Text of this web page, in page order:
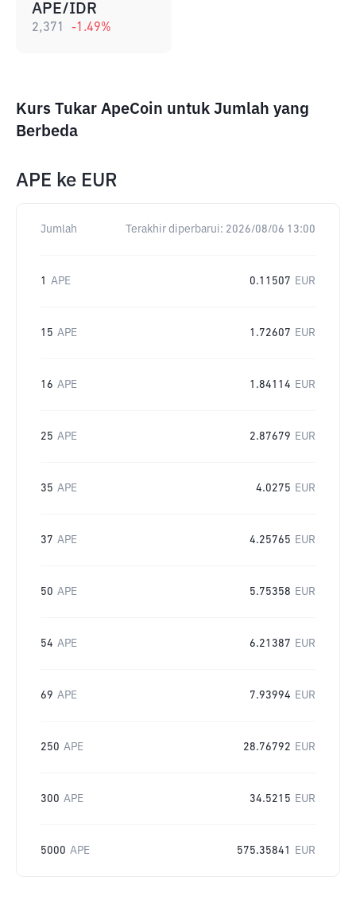
APE/IDR
2,371 -1.49%
Kurs Tukar ApeCoin untuk Jumlah yang
Berbeda
APE ke EUR
Jumlah Terakhir diperbarui: 2026/08/06 13:00
1 APE 0.11507 EUR
15 APE 1.72607 EUR
16 APE 1.84114 EUR
25 APE 2.87679 EUR
35 APE 4.0275 EUR
37 APE 4.25765 EUR
50 APE 5.75358 EUR
54 APE 6.21387 EUR
69 APE 7.93994 EUR
250 APE 28.76792 EUR
300 APE 34.5215 EUR
5000 APE 575.35841 EUR